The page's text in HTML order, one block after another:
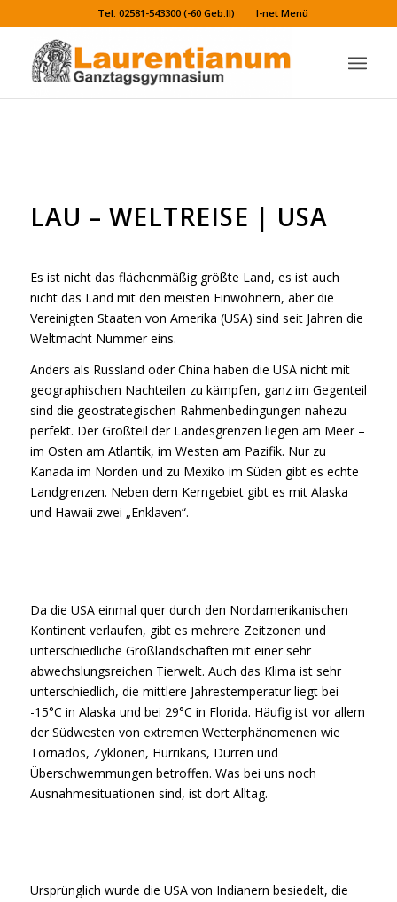
Tel. 02581-543300 (-60 Geb.II) I-net Menü
LAU – WELTREISE | USA
Es ist nicht das flächenmäßig größte Land, es ist auch
nicht das Land mit den meisten Einwohnern, aber die
Vereinigten Staaten von Amerika (USA) sind seit Jahren die
Weltmacht Nummer eins.
Anders als Russland oder China haben die USA nicht mit
geographischen Nachteilen zu kämpfen, ganz im Gegenteil
sind die geostrategischen Rahmenbedingungen nahezu
perfekt. Der Großteil der Landesgrenzen liegen am Meer –
im Osten am Atlantik, im Westen am Pazifik. Nur zu
Kanada im Norden und zu Mexiko im Süden gibt es echte
Landgrenzen. Neben dem Kerngebiet gibt es mit Alaska
und Hawaii zwei „Enklaven“.
Da die USA einmal quer durch den Nordamerikanischen
Kontinent verlaufen, gibt es mehrere Zeitzonen und
unterschiedliche Großlandschaften mit einer sehr
abwechslungsreichen Tierwelt. Auch das Klima ist sehr
unterschiedlich, die mittlere Jahrestemperatur liegt bei
-15°C in Alaska und bei 29°C in Florida. Häufig ist vor allem
der Südwesten von extremen Wetterphänomenen wie
Tornados, Zyklonen, Hurrikans, Dürren und
Überschwemmungen betroffen. Was bei uns noch
Ausnahmesituationen sind, ist dort Alltag.
Ursprünglich wurde die USA von Indianern besiedelt, die